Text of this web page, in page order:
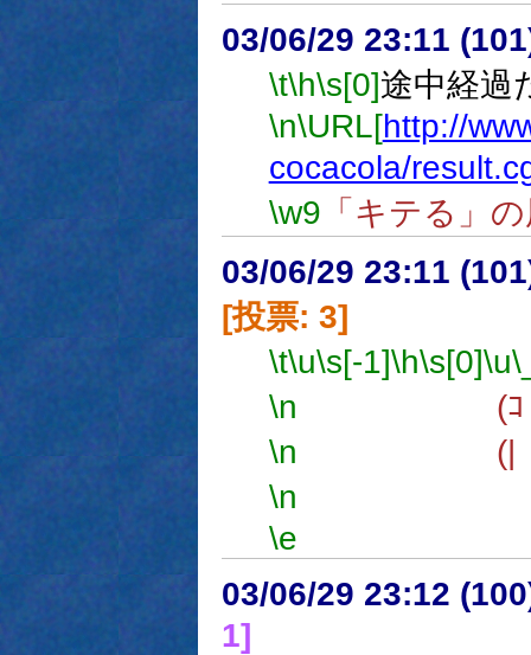
03/06/29 23:11
\t\h\s[0]途中経過
\n\URL[http://
cocacola/
\w9 「キテる」
03/06/29 23:11
[投票: 3]
\t\u\s[-1]\h\s[0]\u
\n (ｺ ム
\n (|
\n
\e
03/06/29 23:12
1]